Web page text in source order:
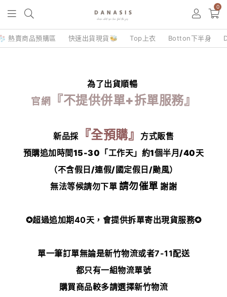
0
熱賣商品預購區 快速出貨現貨🐝 Top上衣 Botton下半身
為了出貨順暢
官網 『不提供併單+拆單服務』
新品採『全預購』
方式販售
預購追加時間15-30「工作天」約1個半月/40天
（不含假日/連假/國定假日/颱風）
無法等候請勿下單 請勿催單 謝謝
✪超過追加期40天，會提供拆單寄出現貨服務✪
單一筆訂單無論是新竹物流或者7-11配送
都只有一組物流單號
購買商品較多請選擇新竹物流